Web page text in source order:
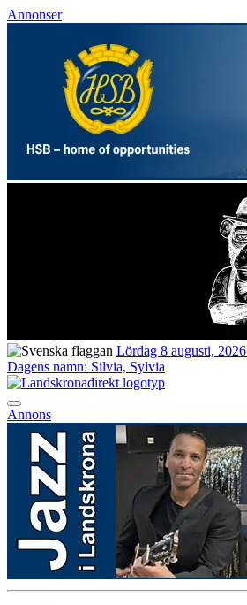
Annonser
Lördag 8 augusti, 2026
Dagens namn: Silvia, Sylvia
Annons